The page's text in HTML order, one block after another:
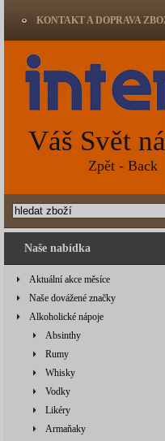
Naše nabídka
Aktuální akce měsíce
Naše dovážené značky
Alkoholické nápoje
Absinthy
Rumy
Whisky
Vodky
Likéry
Armaňaky
KONTAKT A DOPRAVA
Váš Svět
Zpět - Back